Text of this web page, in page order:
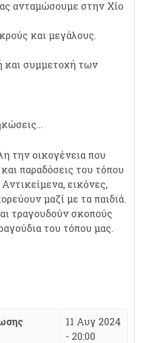
ανταμώσουμε στην Χίο
και μεγάλους.
συμμετοχή των
την οικογένεια που
παραδόσεις του τόπου
εικόνες,
μαζί με τα παιδιά.
τραγουδούν σκοπούς
του τόπου μας.
11 Αυγ 2024
- 20:00